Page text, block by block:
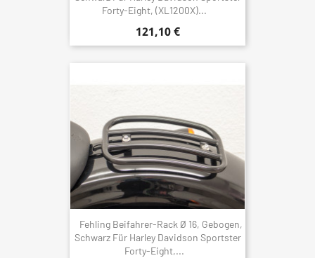
Forty-Eight, (XL1200X)...
121,10 €
Fehling Beifahrer-Rack Ø 16, Gebogen,
Schwarz Für Harley Davidson Sportster
Forty-Eight,...